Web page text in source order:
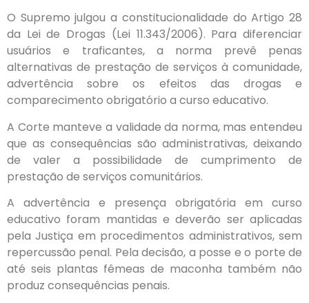
O Supremo julgou a constitucionalidade do Artigo 28
da Lei de Drogas (Lei 11.343/2006). Para diferenciar
usuários e traficantes, a norma prevê penas
alternativas de prestação de serviços à comunidade,
advertência sobre os efeitos das drogas e
comparecimento obrigatório a curso educativo.
A Corte manteve a validade da norma, mas entendeu
que as consequências são administrativas, deixando
de valer a possibilidade de cumprimento de
prestação de serviços comunitários.
A advertência e presença obrigatória em curso
educativo foram mantidas e deverão ser aplicadas
pela Justiça em procedimentos administrativos, sem
repercussão penal. Pela decisão, a posse e o porte de
até seis plantas fêmeas de maconha também não
produz consequências penais.